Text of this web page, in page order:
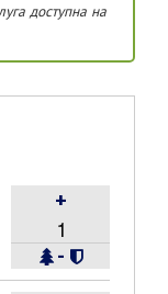
доступна на
-
+